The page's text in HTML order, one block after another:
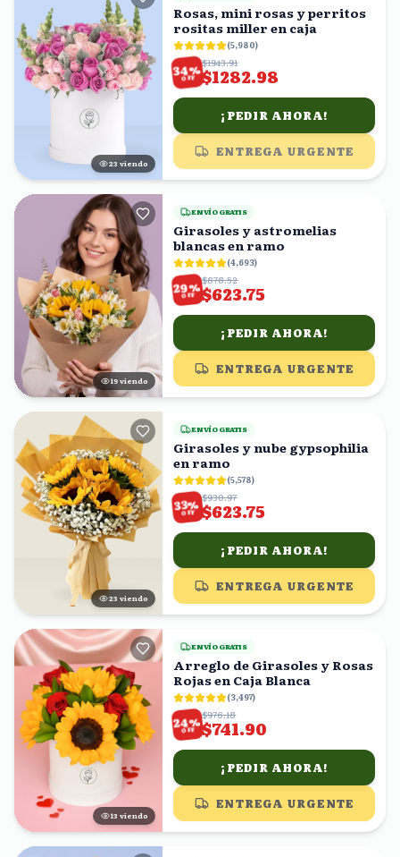
23 viendo
Rosas, mini rosas y perritos
rositas miller en caja
(5,980)
34%
OFF
$1943.91
$1282.98
¡PEDIR AHORA!
ENTREGA URGENTE
20 viendo
ENVÍO GRATIS
Girasoles y astromelias
blancas en ramo
(4,693)
29%
OFF
$878.52
$623.75
¡PEDIR AHORA!
ENTREGA URGENTE
22 viendo
ENVÍO GRATIS
Girasoles y nube gypsophilia
en ramo
(5,578)
33%
OFF
$930.97
$623.75
¡PEDIR AHORA!
ENTREGA URGENTE
13 viendo
ENVÍO GRATIS
Arreglo de Girasoles y Rosas
Rojas en Caja Blanca
(3,497)
24%
OFF
$976.18
$741.90
¡PEDIR AHORA!
ENTREGA URGENTE